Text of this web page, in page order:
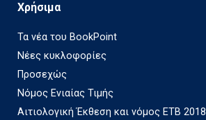
Χρήσιμα
Τα νέα του BookPoint
Νέες κυκλοφορίες
Προσεχώς
Νόμος Ενιαίας Τιμής
Αιτιολογική Έκθεση και νόμος ΕΤΒ 2018